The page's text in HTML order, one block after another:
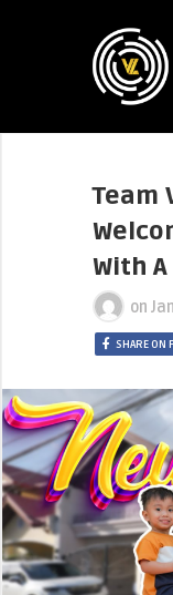
Team
With
on
SHARE ON